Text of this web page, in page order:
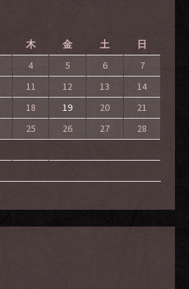
木 金 土 日
4 5 6
7
11 12 13
14
18 19 20
21
25 26 27
28